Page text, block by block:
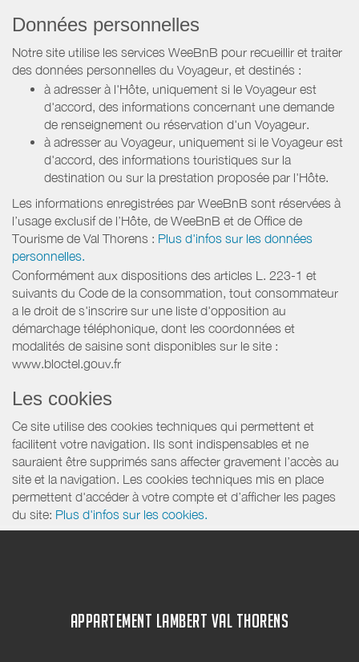
Données personnelles
Notre site utilise les services WeeBnB pour recueillir et traiter
des données personnelles du Voyageur, et destinés :
à adresser à l'Hôte, uniquement si le Voyageur est
d'accord, des informations concernant une demande
de renseignement ou réservation d'un Voyageur.
à adresser au Voyageur, uniquement si le Voyageur est
d'accord, des informations touristiques sur la
destination ou sur la prestation proposée par l'Hôte.
Les informations enregistrées par WeeBnB sont réservées à
l’usage exclusif de l’Hôte, de WeeBnB et de Office de
Tourisme de Val Thorens : Plus d'infos sur les données
personnelles.
Conformément aux dispositions des articles L. 223-1 et
suivants du Code de la consommation, tout consommateur
a le droit de s'inscrire sur une liste d'opposition au
démarchage téléphonique, dont les coordonnées et
modalités de saisine sont disponibles sur le site :
www.bloctel.gouv.fr
Les cookies
Ce site utilise des cookies techniques qui permettent et
facilitent votre navigation. Ils sont indispensables et ne
sauraient être supprimés sans affecter gravement l’accès au
site et la navigation. Les cookies techniques mis en place
permettent d'accéder à votre compte et d’afficher les pages
du site: Plus d'infos sur les cookies.
APPARTEMENT LAMBERT VAL THORENS